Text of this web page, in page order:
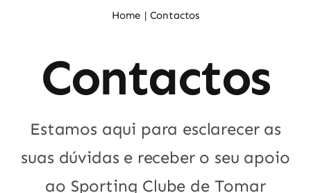
Sócios
Home Contactos
Contactos
Estamos aqui para esclarecer as
suas dúvidas e receber o seu apoio
ao Sporting Clube de Tomar